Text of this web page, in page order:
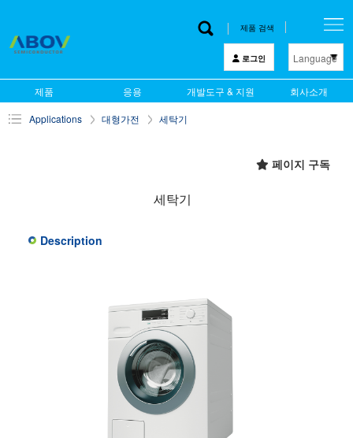
제품 검색
로그인 Language
English
제품 응용 개발도구 & 지원 회사소개
Applications 대형가전 세탁기
페이지 구독
세탁기
Description